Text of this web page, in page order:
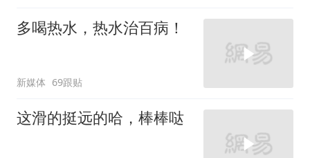
多喝热水，热水治百病！
新媒体 69跟贴
这滑的挺远的哈，棒棒哒